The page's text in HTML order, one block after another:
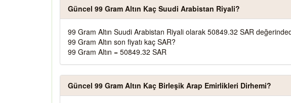
Güncel 99 Gram Altın Kaç Suudi Arabistan Riyali?
99 Gram Altın Suudi Arabistan Riyali olarak 50849.32 SAR
99 Gram Altın son fiyatı kaç SAR?
99 Gram Altın = 50849.32 SAR
Güncel 99 Gram Altın Kaç Birleşik Arap Emirlikleri Dirhemi?